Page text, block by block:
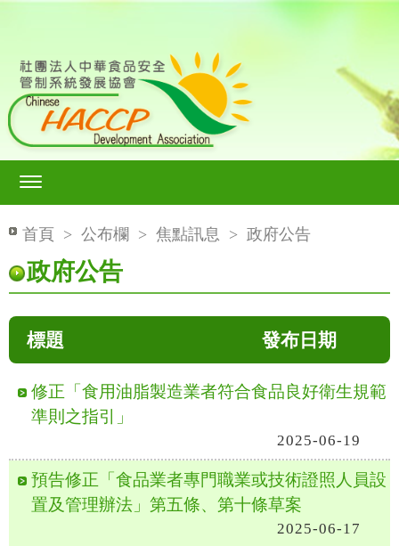
首頁 > 公布欄 > 焦點訊息 > 政府公告
政府公告
標題 發布日期
修正「食用油脂製造業者符合食品良好衛生規範
準則之指引」
2025-06-19
預告修正「食品業者專門職業或技術證照人員設
置及管理辦法」第五條、第十條草案
2025-06-17